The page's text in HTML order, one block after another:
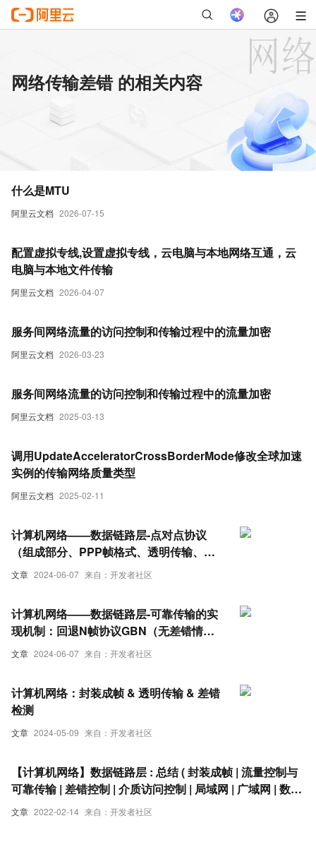
网络传输差错 的相关内容
阿里云文档 2026-07-15
什么是MTU
阿里云文档 2026-04-07
配置虚拟专线,设置虚拟专线，云电脑与本地网络互通，云
电脑与本地文件传输
阿里云文档 2026-03-23
服务间网络流量的访问控制和传输过程中的流量加密
阿里云文档 2025-03-13
服务间网络流量的访问控制和传输过程中的流量加密
阿里云文档 2025-02-11
调用UpdateAcceleratorCrossBorderMode修改全球加速
实例的传输网络质量类型
文章 2024-06-07 来自：开发者社区
计算机网络——数据链路层-点对点协议
（组成部分、PPP帧格式、透明传输、差
错检测、工作状态）
文章 2024-06-07 来自：开发者社区
计算机网络——数据链路层-可靠传输的实
现机制：回退N帧协议GBN（无差错情
况、累积确认、有差错情况、发送窗口尺
文章 2024-05-09 来自：开发者社区
计算机网络：封装成帧 & 透明传输 & 差错
检测
文章 2022-02-14 来自：开发者社区
【计算机网络】数据链路层 : 总结 ( 封装成帧 | 流量控制与
可靠传输 | 差错控制 | 介质访问控制 | 局域网 | 广域网 | 数据
链路层设备 ) ★★★（三）